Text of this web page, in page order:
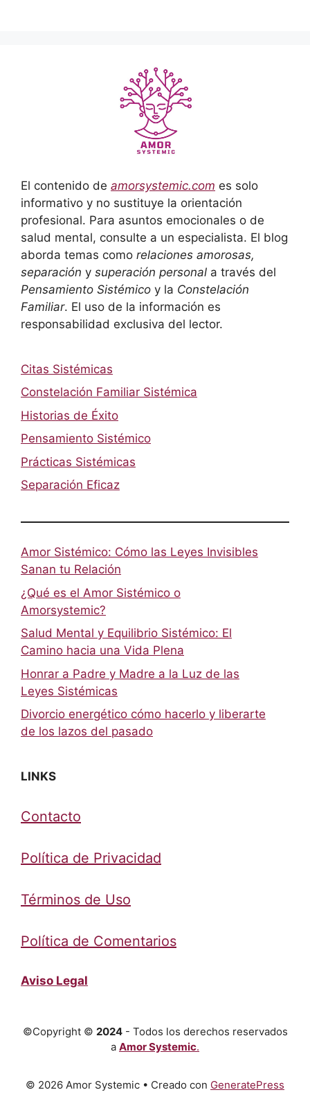
El contenido de amorsystemic.com es solo
informativo y no sustituye la orientación
profesional. Para asuntos emocionales o de
salud mental, consulte a un especialista. El blog
aborda temas como relaciones amorosas,
separación y superación personal a través del
Pensamiento Sistémico y la Constelación
Familiar. El uso de la información es
responsabilidad exclusiva del lector.
Citas Sistémicas
Constelación Familiar Sistémica
Historias de Éxito
Pensamiento Sistémico
Prácticas Sistémicas
Separación Eficaz
Amor Sistémico: Cómo las Leyes Invisibles
Sanan tu Relación
¿Qué es el Amor Sistémico o
Amorsystemic?
Salud Mental y Equilibrio Sistémico: El
Camino hacia una Vida Plena
Honrar a Padre y Madre a la Luz de las
Leyes Sistémicas
Divorcio energético cómo hacerlo y liberarte
de los lazos del pasado
LINKS
Contacto
Política de Privacidad
Términos de Uso
Política de Comentarios
Aviso Legal
©Copyright © 2024- Todos los derechos reservados
a Amor Systemic.
© 2026 Amor Systemic • Creado con GeneratePress